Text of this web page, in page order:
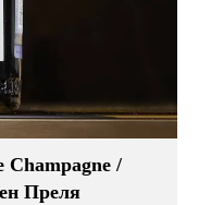
Champagne /
Преля